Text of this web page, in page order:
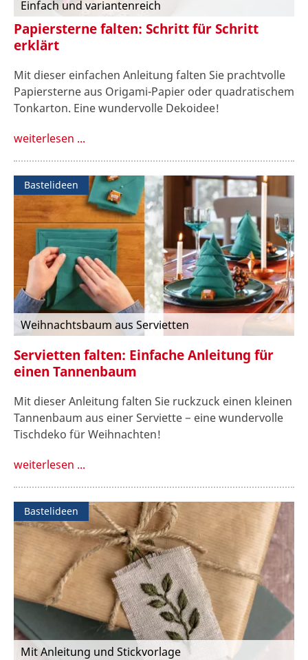
Einfach und variantenreich
Papiersterne falten: Schritt für Schritt
erklärt
Mit dieser einfachen Anleitung falten Sie prachtvolle
Papiersterne aus Origami-Papier oder quadratischem
Tonkarton. Eine wundervolle Dekoidee!
weiterlesen ...
Bastelideen
Weihnachtsbaum aus Servietten
Servietten falten: Einfache Anleitung für
einen Tannenbaum
Mit dieser Anleitung falten Sie ruckzuck einen kleinen
Tannenbaum aus einer Serviette − eine wundervolle
Tischdeko für Weihnachten!
weiterlesen ...
Bastelideen
Mit Anleitung und Stickvorlage